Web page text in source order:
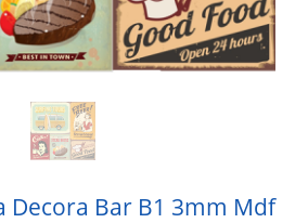
Decora Bar B1 3mm Mdf